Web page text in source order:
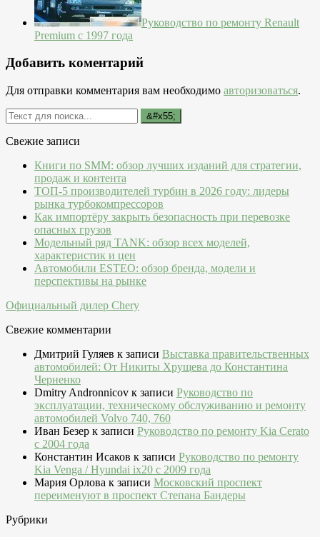
Руководство по ремонту Renault
Premium с 1997 года
Добавить коментарий
Для отправки комментария вам необходимо авторизоваться.
Свежие записи
Книги по SMM: обзор лучших изданий для стратегии,
продаж и контента
ТОП-5 производителей турбин в 2026 году: лидеры
рынка турбокомпрессоров
Как импортёру закрыть безопасность при перевозке
опасных грузов
Модельный ряд TANK: обзор всех моделей,
характеристик и цен
Автомобили ESTEO: обзор бренда, модели и
перспективы на рынке
Официальный дилер Chery
Свежие комментарии
Дмитрий Гуляев к записи Выставка правительственных
автомобилей: От Никиты Хрущева до Константина
Черненко
Dmitry Andronnicov к записи Руководство по
эксплуатации, техническому обслуживанию и ремонту
автомобилей Volvo 740, 760
Иван Безер к записи Руководство по ремонту Kia Cerato
c 2004 года
Константин Исаков к записи Руководство по ремонту
Kia Venga / Hyundai ix20 c 2009 года
Мария Орлова к записи Московский проспект
переименуют в проспект Степана Бандеры
Рубрики